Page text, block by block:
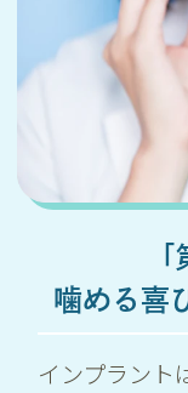
噛める喜
インプラント